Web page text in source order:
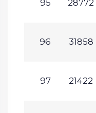
95 28772
96 31858
97 21422